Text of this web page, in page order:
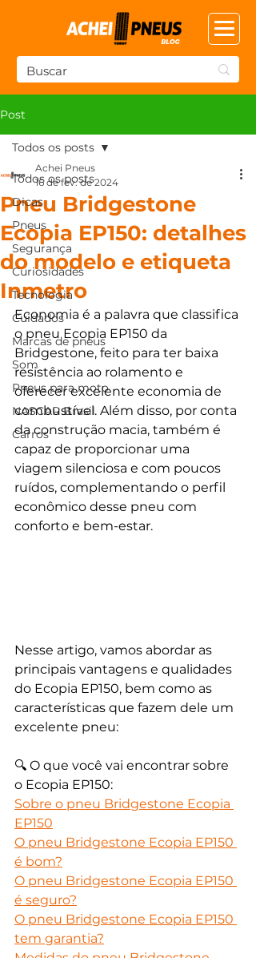
Post
Todos os posts
Dicas
Pneus
Segurança
Curiosidades
Tecnologia
Cuidados
Marcas de pneus
Som
Pneus para moto
NASCAR Brasil
Carros
Todos os posts
Pneu Bridgestone
Ecopia EP150: detalhes
do modelo e etiqueta
Inmetro
Achei Pneus
16 de fev. de 2024
Economia é a palavra que classifica
o pneu Ecopia EP150 da
Bridgestone, feito para ter baixa
resistência ao rolamento e
oferecer excelente economia de
combustível. Além disso, por conta
da construção macia, também é
capaz de proporcionar uma
viagem silenciosa e com poucos
ruídos, complementando o perfil
econômico desse pneu com
conforto e bem-estar.
Nesse artigo, vamos abordar as
principais vantagens e qualidades
do Ecopia EP150, bem como as
características que fazem dele um
excelente pneu:
🔍 O que você vai encontrar sobre
o Ecopia EP150:
Sobre o pneu Bridgestone Ecopia
EP150
O pneu Bridgestone Ecopia EP150
é bom?
O pneu Bridgestone Ecopia EP150
é seguro?
O pneu Bridgestone Ecopia EP150
tem garantia?